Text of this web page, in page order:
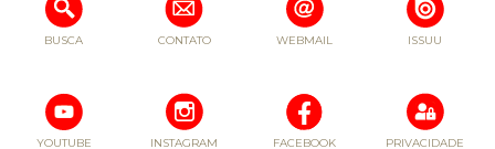
BUSCA CONTATO WEBMAIL ISSUU
YOUTUBE INSTAGRAM FACEBOOK PRIVACIDADE